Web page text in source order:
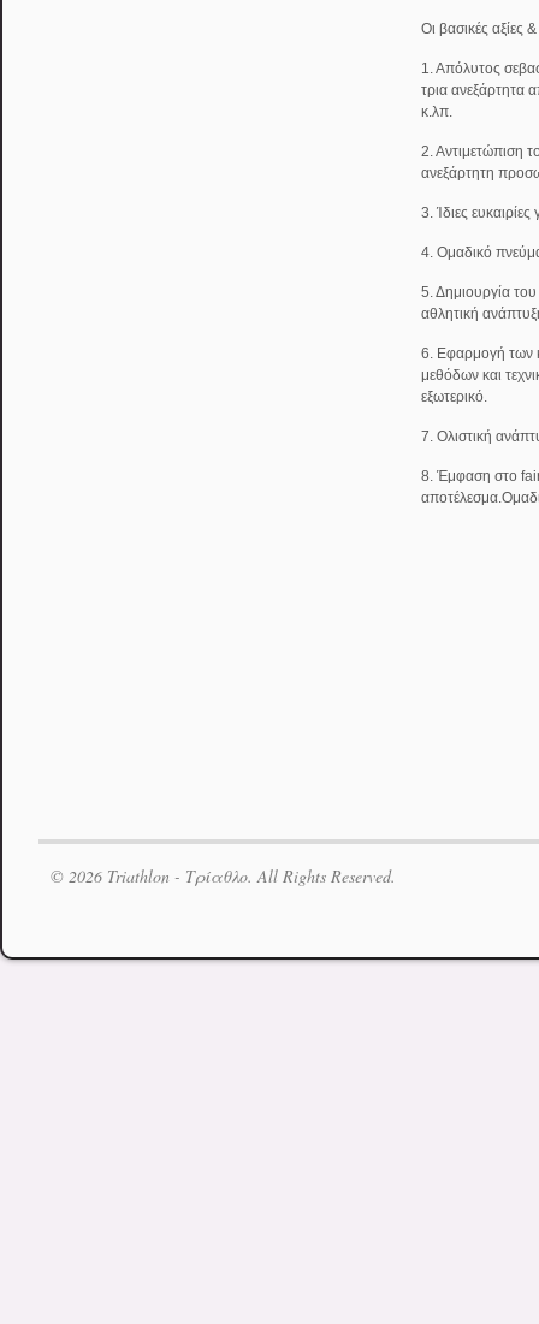
Οι βασικές αξίες
1. Απόλυτος
τρια ανεξάρτητα
κ.λπ.
2. Αντιμετώπιση
ανεξάρτητη
3. Ίδιες
4. Ομαδικό
5. Δημιουργία
αθλητική
6. Εφαρμογή των
μεθόδων και
εξωτερικό.
7. Ολιστική
8. Έμφαση στο fair
© 2026 Triathlon - Τρίαθλο. All Rights Reserved.